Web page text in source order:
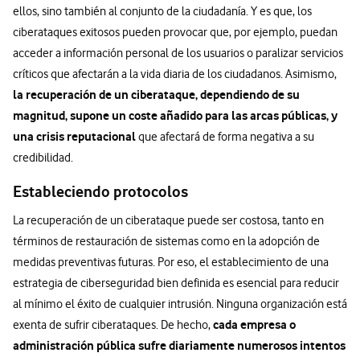
ellos, sino también al conjunto de la ciudadanía. Y es que, los
ciberataques exitosos pueden provocar que, por ejemplo, puedan
acceder a información personal de los usuarios o paralizar servicios
críticos que afectarán a la vida diaria de los ciudadanos. Asimismo,
la recuperación de un ciberataque, dependiendo de su
magnitud, supone un coste añadido para las arcas públicas, y
una crisis reputacionalque afectará de forma negativa a su
credibilidad.
Estableciendo protocolos
La recuperación de un ciberataque puede ser costosa, tanto en
términos de restauración de sistemas como en la adopción de
medidas preventivas futuras. Por eso, el establecimiento de una
estrategia de ciberseguridad bien definida es esencial para reducir
al mínimo el éxito de cualquier intrusión. Ninguna organización está
exenta de sufrir ciberataques. De hecho,cada empresa o
administración pública sufre diariamente numerosos intentos